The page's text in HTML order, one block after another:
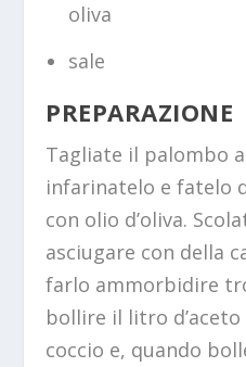
oliva
sale
PREPARAZIONE
Tagliate il palombo
infarinatelo e fatelo
con olio d’oliva.
asciugare con della
farlo ammorbidire
bollire il litro
coccio e, quando